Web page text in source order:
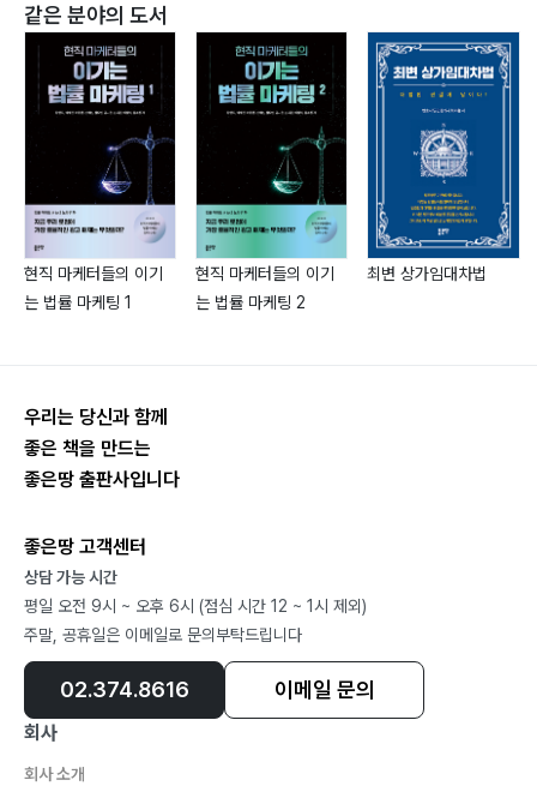
58 Interview
“어떻게 뛰어다니고 날아다닐지 기대해주세요”
지인 버슨-마스텔러 코리아 신임 대표
61 Corporate
구자열 LS 회장, 베트남서 봉사활동
62 AD Trend
21세기 광고 속 20세기 여성
68 Marketing Trend
술~술~술~ 넘어가도 괜찮을까
72 유현재의 Now 헬스컴
술집 차린 TV
74 Case Study
일상의 한 마디가 일생을 바꾼다
76 헬스커뮤니케이션닥터
재미없으면 운동이 아니에요
같은 분야의 도서
현직 마케터들의 이기
는 법률 마케팅 1
현직 마케터들의 이기
는 법률 마케팅 2
최변 상가임대차법
우리는 당신과 함께
좋은 책을 만드는
좋은땅 출판사입니다
좋은땅 고객센터
상담 가능 시간
평일 오전 9시 ~ 오후 6시 (점심 시간 12 ~ 1시 제외)
주말, 공휴일은 이메일로 문의부탁드립니다
02.374.8616 이메일 문의
회사
회사 소개